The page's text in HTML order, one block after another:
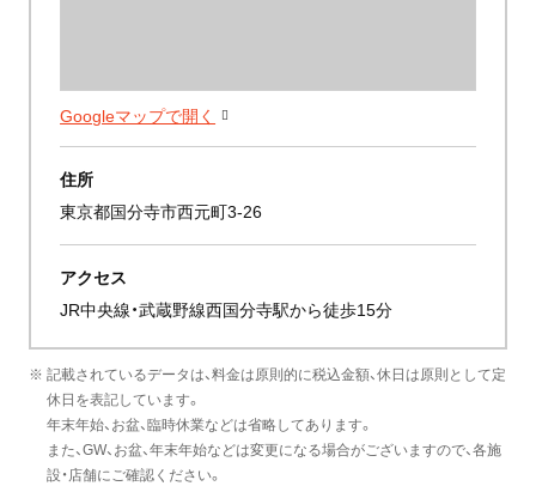
Googleマップで開く
住所
東京都国分寺市西元町3-26
アクセス
JR中央線・武蔵野線西国分寺駅から徒歩15分
※ 記載されているデータは、料金は原則的に税込金額、休日は原則として定
休日を表記しています。
年末年始、お盆、臨時休業などは省略してあります。
また、GW、お盆、年末年始などは変更になる場合がございますので、各施
設・店舗にご確認ください。